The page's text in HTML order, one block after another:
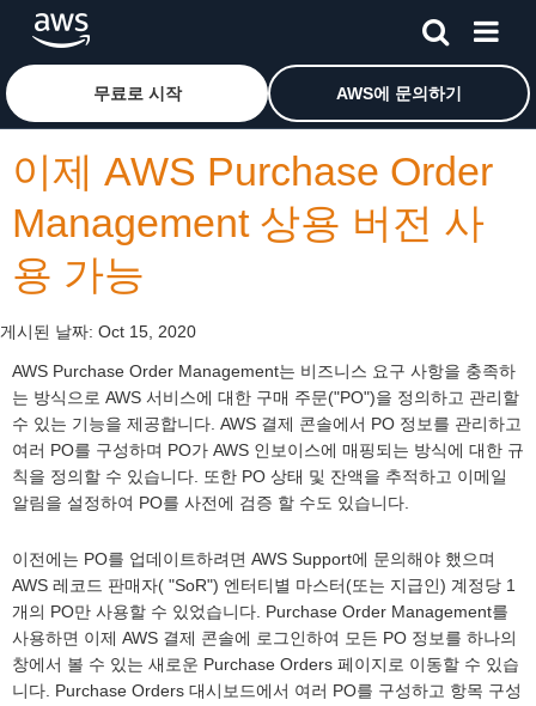
메인 콘텐츠로 건너뛰기Amazon Web Services 홈 페이지로 돌아가려면 여기를 클
무료로 시작 AWS에 문의하기
이제 AWS Purchase Order
Management 상용 버전 사
용 가능
게시된 날짜: Oct 15, 2020
AWS Purchase Order Management는 비즈니스 요구 사항을 충족하
는 방식으로 AWS 서비스에 대한 구매 주문("PO")을 정의하고 관리할
수 있는 기능을 제공합니다. AWS 결제 콘솔에서 PO 정보를 관리하고
여러 PO를 구성하며 PO가 AWS 인보이스에 매핑되는 방식에 대한 규
칙을 정의할 수 있습니다. 또한 PO 상태 및 잔액을 추적하고 이메일
알림을 설정하여 PO를 사전에 검증 할 수도 있습니다.
이전에는 PO를 업데이트하려면 AWS Support에 문의해야 했으며
AWS 레코드 판매자( "SoR") 엔터티별 마스터(또는 지급인) 계정당 1
개의 PO만 사용할 수 있었습니다. Purchase Order Management를
사용하면 이제 AWS 결제 콘솔에 로그인하여 모든 PO 정보를 하나의
창에서 볼 수 있는 새로운 Purchase Orders 페이지로 이동할 수 있습
니다. Purchase Orders 대시보드에서 여러 PO를 구성하고 항목 구성